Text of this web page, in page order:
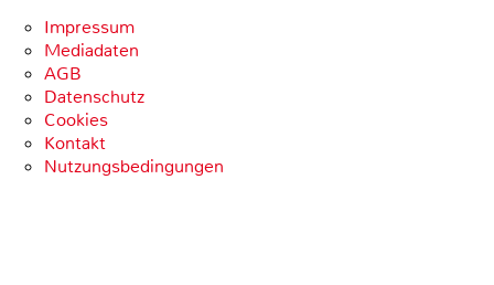
Impressum
Mediadaten
AGB
Datenschutz
Cookies
Kontakt
Nutzungsbedingungen